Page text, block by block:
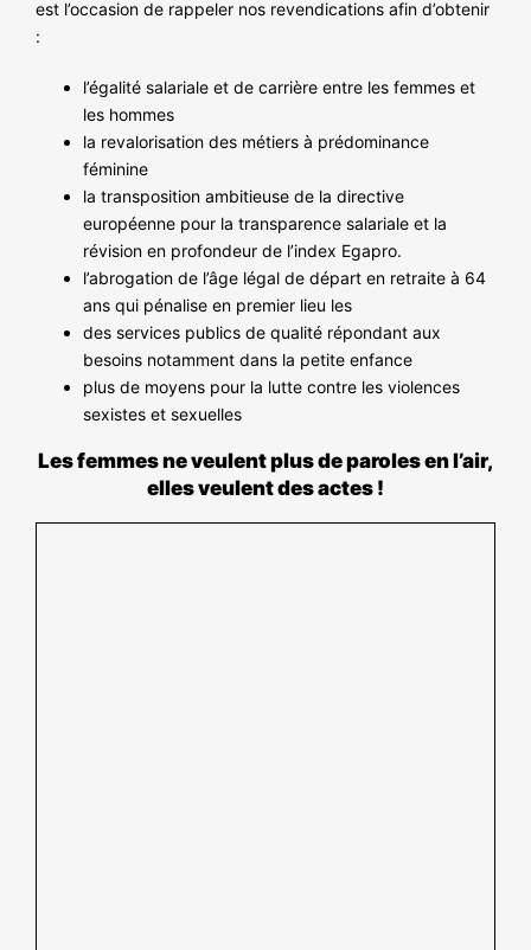
est l’occasion de rappeler nos revendications afin d’obtenir
:
l’égalité salariale et de carrière entre les femmes et
les hommes
la revalorisation des métiers à prédominance
féminine
la transposition ambitieuse de la directive
européenne pour la transparence salariale et la
révision en profondeur de l’index Egapro.
l’abrogation de l’âge légal de départ en retraite à 64
ans qui pénalise en premier lieu les
des services publics de qualité répondant aux
besoins notamment dans la petite enfance
plus de moyens pour la lutte contre les violences
sexistes et sexuelles
Les femmes ne veulent plus de paroles en l’air,
elles veulent des actes !